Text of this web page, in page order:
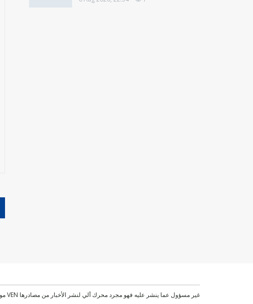
موقع VEN غير مسؤول عما ينشر عليه فهو مجرد محرك ألي لنشر الأخبار من مصادرها